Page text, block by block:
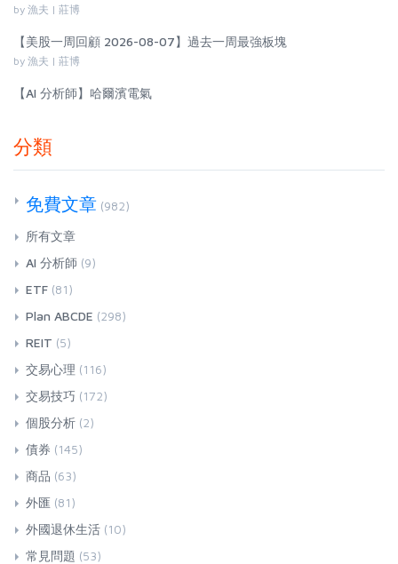
by 漁夫 | 莊博
【美股一周回顧 2026-08-07】過去一周最強板塊
by 漁夫 | 莊博
【AI 分析師】哈爾濱電氣
分類
免費文章 (982)
所有文章
AI 分析師 (9)
ETF (81)
Plan ABCDE (298)
REIT (5)
交易心理 (116)
交易技巧 (172)
個股分析 (2)
債券 (145)
商品 (63)
外匯 (81)
外國退休生活 (10)
常見問題 (53)